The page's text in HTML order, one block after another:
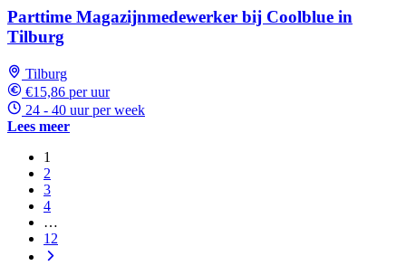
Parttime Magazijnmedewerker bij Coolblue in
Tilburg
Tilburg
€15,86 per uur
24 - 40 uur per week
Lees meer
1
2
3
4
…
12